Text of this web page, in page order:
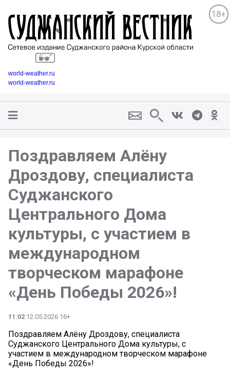
18+
world-weather.ru
world-weather.ru
Поздравляем Алёну
Дроздову, специалиста
Суджанского
Центрального Дома
культуры, с участием в
международном
творческом марафоне
«День Победы 2026»!
11:02 12.05.2026 16+
Поздравляем Алёну Дроздову, специалиста
Суджанского Центрального Дома культуры, с
участием в международном творческом марафоне
«День Победы 2026»!